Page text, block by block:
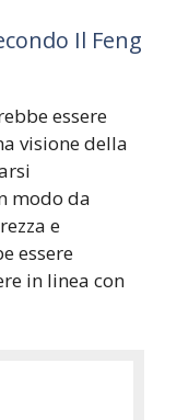
Il Feng
essere
visione della
modo da
e
essere
in linea con